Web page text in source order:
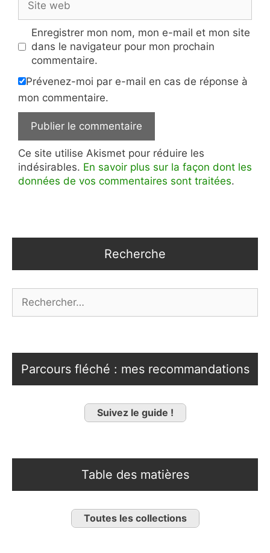
web
Enregistrer mon nom, mon e-mail et mon site
dans le navigateur pour mon prochain
commentaire.
Prévenez-moi par e-mail en cas de réponse à
mon commentaire.
Ce site utilise Akismet pour réduire les
indésirables. En savoir plus sur la façon dont les
données de vos commentaires sont traitées.
Recherche
Parcours fléché : mes recommandations
Suivez le guide !
Table des matières
Toutes les collections